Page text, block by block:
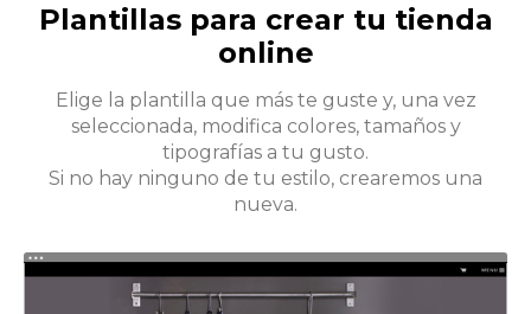
Plantillas para crear tu tienda
online
Elige la plantilla que más te guste y, una vez
seleccionada, modifica colores, tamaños y
tipografías a tu gusto.
Si no hay ninguno de tu estilo, crearemos una
nueva.